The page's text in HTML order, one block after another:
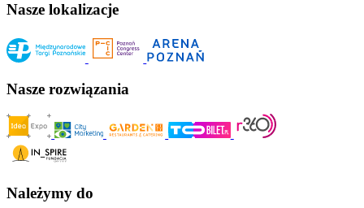
Nasze lokalizacje
Nasze rozwiązania
Należymy do